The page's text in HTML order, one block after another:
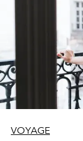
VOYAGE